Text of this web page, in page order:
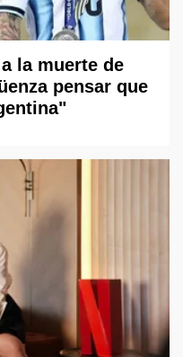
la muerte de
pensar que